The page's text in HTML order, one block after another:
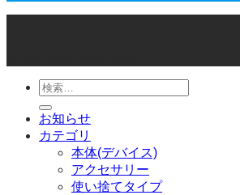
検
索
対
象:
お知らせ
カテゴリ
本体(デバイス)
アクセサリー
使い捨てタイプ